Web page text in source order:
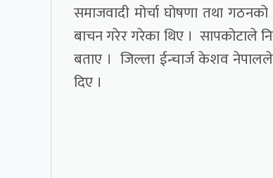
समाजवादी मोर्चा घोषणा तथा
बाचन गरेर गरेका थिए । सापकोटाले
बताए । जिल्ला ईन्चार्ज केशव नेपालले
दिए ।